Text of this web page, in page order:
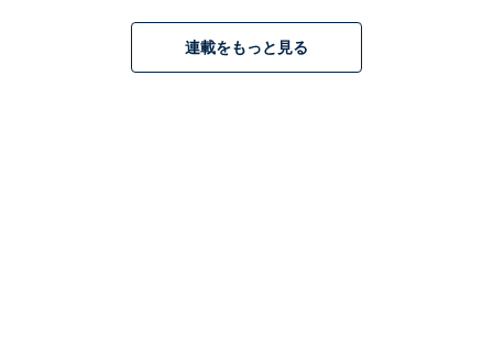
交通手段：JR日田駅より車で約8分／日田ICより車で約
連載をもっと見る